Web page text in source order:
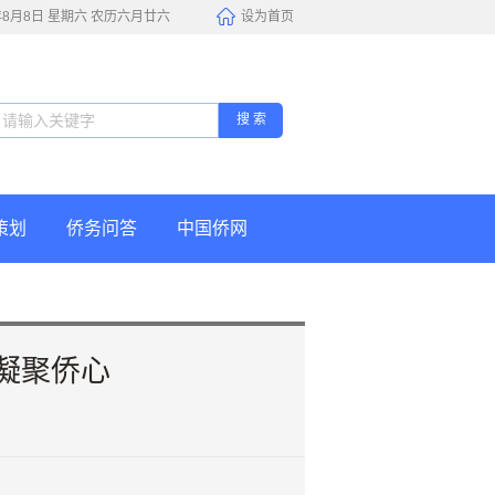
设为首页
月8日 星期六 农历六月廿六
搜 索
划 侨务问答 中国侨网
聚侨心